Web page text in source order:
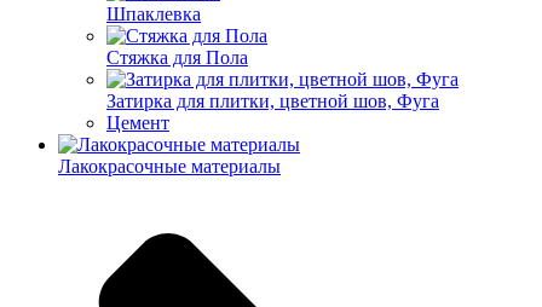
Шпаклевка
Стяжка для Пола
Затирка для плитки, цветной шов, Фуга
Цемент
Лакокрасочные материалы